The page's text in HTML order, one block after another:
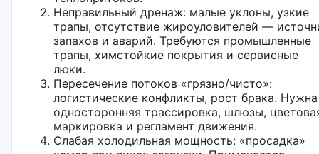
Неправильный дренаж: малые уклоны, узкие
трапы, отсутствие жироуловителей —
запахов и аварий. Требуются промышленные
трапы, химстойкие покрытия и сервисные
люки.
Пересечение потоков «грязно/чисто»:
логистические конфликты, рост брака. Нужна
односторонняя трассировка, шлюзы,
маркировка и регламент движения.
Слабая холодильная мощность: «просадка»